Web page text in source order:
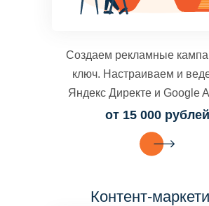
Создаем рекламные
ключ. Настраиваем и
Яндекс Директе и Google
от 15 000 рублей
Контент-